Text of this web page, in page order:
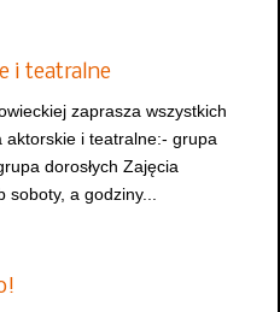
i teatralne
zaprasza wszystkich
aktorskie i teatralne:- grupa
dorosłych Zajęcia
a godziny...